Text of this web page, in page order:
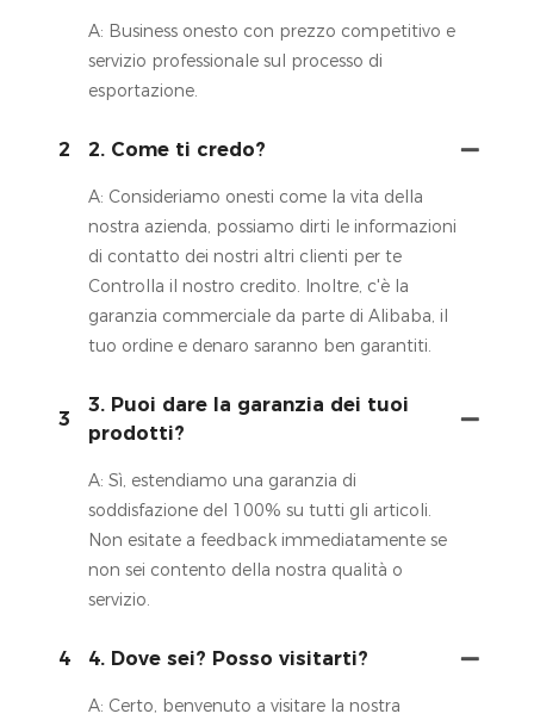
A: Business onesto con prezzo competitivo e
servizio professionale sul processo di
esportazione.
2 2. Come ti credo?
A: Consideriamo onesti come la vita della
nostra azienda, possiamo dirti le informazioni
di contatto dei nostri altri clienti per te
Controlla il nostro credito. Inoltre, c'è la
garanzia commerciale da parte di Alibaba, il
tuo ordine e denaro saranno ben garantiti.
3
3. Puoi dare la garanzia dei tuoi
prodotti?
A: Sì, estendiamo una garanzia di
soddisfazione del 100% su tutti gli articoli.
Non esitate a feedback immediatamente se
non sei contento della nostra qualità o
servizio.
4 4. Dove sei? Posso visitarti?
A: Certo, benvenuto a visitare la nostra